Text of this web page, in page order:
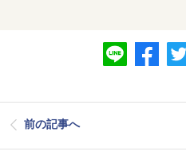
前の記事へ